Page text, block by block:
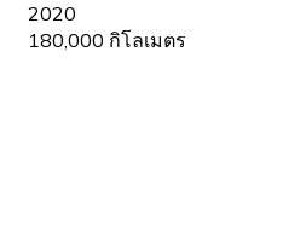
2020
180,000 กิโลเมตร